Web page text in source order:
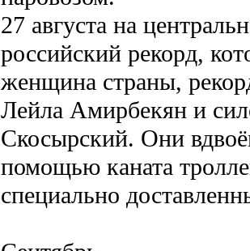
27 августа на
российский рекорд,
женщина страны,
Лейла Амирбекян и
Скосырский. Они
помощью каната
специально